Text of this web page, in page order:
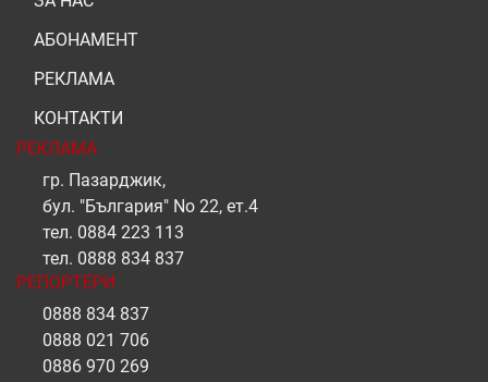
АБОНАМЕНТ
РЕКЛАМА
КОНТАКТИ
РЕКЛАМА
гр. Пазарджик,
бул. "България" No 22, ет.4
тел. 0884 223 113
тел. 0888 834 837
РЕПОРТЕРИ
0888 834 837
0888 021 706
0886 970 269